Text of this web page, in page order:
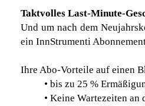
Taktvolles Last-Minute-
Und um nach dem
ein InnStrumenti
Ihre Abo-Vorteile auf einen
• bis zu 25 %
• Keine Wartezeiten an